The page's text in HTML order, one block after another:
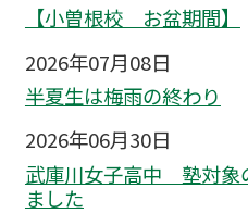
【小曽根校 お盆期間】
2026年07月08日
半夏生は梅雨の終わり
2026年06月30日
武庫川女子高中 塾対象
ました